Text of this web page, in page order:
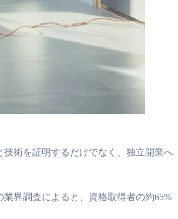
術を証明するだけでなく、独立開業へ
界調査によると、資格取得者の約65%